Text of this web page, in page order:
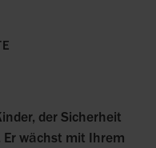
der Sicherheit
wächst mit Ihrem